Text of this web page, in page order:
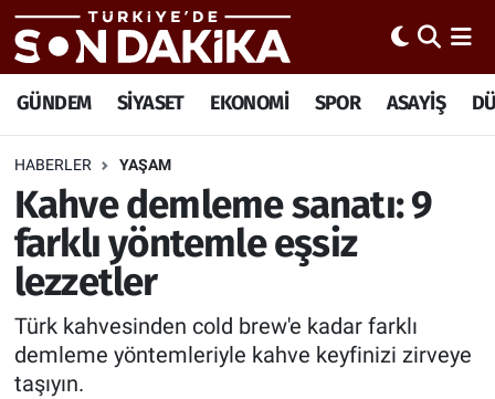
GÜNDEM SİYASET EKONOMİ SPOR ASAYİŞ
HABERLER YAŞAM
Kahve demleme sanatı: 9
farklı yöntemle eşsiz
lezzetler
Türk kahvesinden cold brew'e kadar farklı
demleme yöntemleriyle kahve keyfinizi zirveye
taşıyın.
Trafik Durumu
Süper Lig Puan Durumu ve Fikstür
Tüm Manşetler
Haber Arşivi